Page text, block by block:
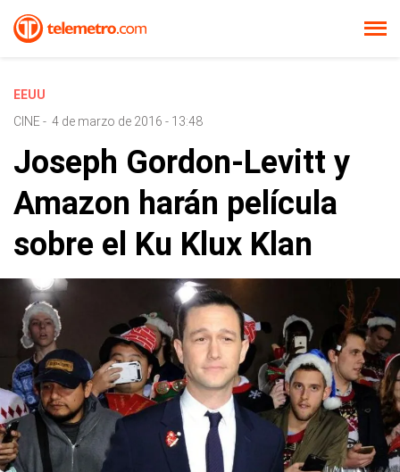
EEUU
CINE- 4 de marzo de 2016 - 13:48
Joseph Gordon-Levitt y
Amazon harán película
sobre el Ku Klux Klan